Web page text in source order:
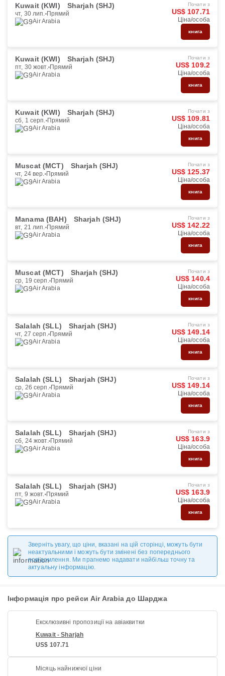
Kuwait (KWI) Sharjah (SHJ)
чт, 30 лип. Прямий
Air Arabia
Почати з
US$ 107.71
Ціна/особа
книга
Kuwait (KWI) Sharjah (SHJ)
пт, 30 жовт. Прямий
Air Arabia
Почати з
US$ 109.2
Ціна/особа
книга
Kuwait (KWI) Sharjah (SHJ)
сб, 1 серп. Прямий
Air Arabia
Почати з
US$ 109.81
Ціна/особа
книга
Muscat (MCT) Sharjah (SHJ)
чт, 24 вер. Прямий
Air Arabia
Почати з
US$ 125.37
Ціна/особа
книга
Manama (BAH) Sharjah (SHJ)
вт, 21 лип. Прямий
Air Arabia
Почати з
US$ 142.22
Ціна/особа
книга
Muscat (MCT) Sharjah (SHJ)
ср, 19 серп. Прямий
Air Arabia
Почати з
US$ 140.4
Ціна/особа
книга
Salalah (SLL) Sharjah (SHJ)
чт, 27 серп. Прямий
Air Arabia
Почати з
US$ 149.14
Ціна/особа
книга
Salalah (SLL) Sharjah (SHJ)
ср, 26 серп. Прямий
Air Arabia
Почати з
US$ 149.14
Ціна/особа
книга
Salalah (SLL) Sharjah (SHJ)
сб, 24 жовт. Прямий
Air Arabia
Почати з
US$ 163.9
Ціна/особа
книга
Salalah (SLL) Sharjah (SHJ)
пт, 9 жовт. Прямий
Air Arabia
Почати з
US$ 163.9
Ціна/особа
книга
Зверніть увагу, що ціни, вказані на цій сторінці, можуть бути
неактуальними і можуть бути змінені без попереднього
повідомлення. Ми прагнемо надавати найбільш точну та
актуальну інформацію.
Інформація про рейси Air Arabia до Шарджа
Ексклюзивні пропозиції на авіаквитки
Kuwait - Sharjah
US$ 107.71
Місяць найнижчої ціни